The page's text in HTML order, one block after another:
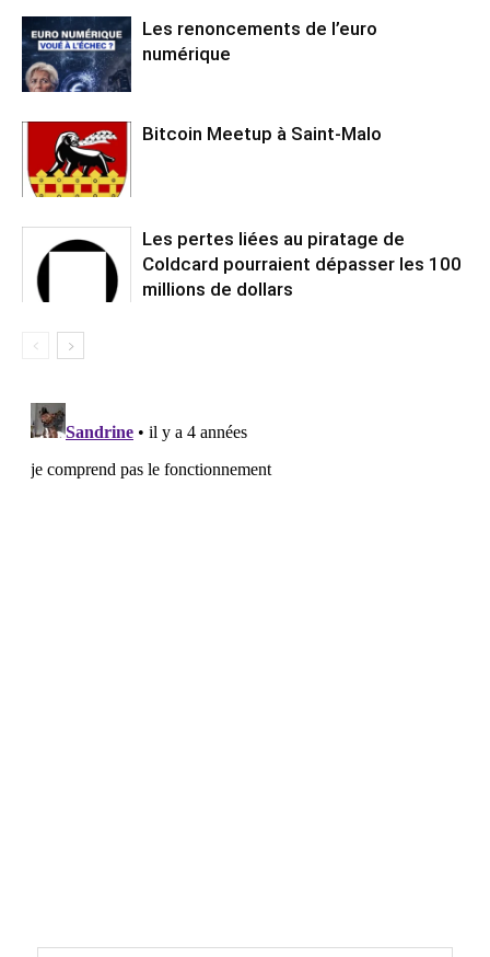
Les renoncements de l’euro
numérique
Bitcoin Meetup à Saint-Malo
Les pertes liées au piratage de
Coldcard pourraient dépasser les 100
millions de dollars